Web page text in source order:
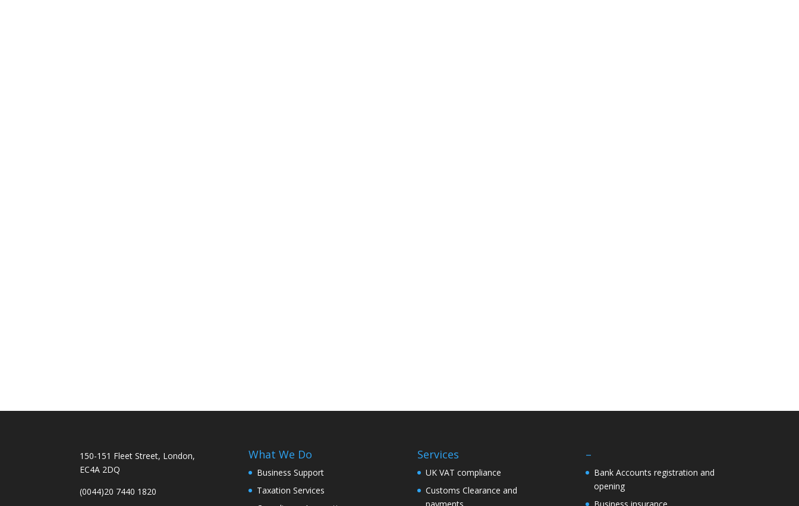
150-151 Fleet Street, London,
EC4A 2DQ
(0044)20 7440 1820
What We Do
Business Support
Taxation Services
Services
UK VAT compliance
Customs Clearance and
–
Bank Accounts registration and
opening